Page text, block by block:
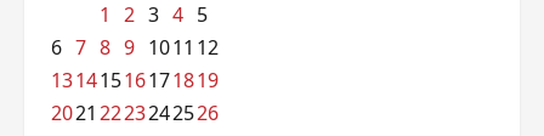
1
2 3 4 5
6 7 8 9 1011 12
13141516171819
2021 2223242526